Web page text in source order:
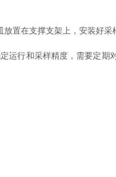
在支撑支架上，安装好采
行和采样精度，需要定期